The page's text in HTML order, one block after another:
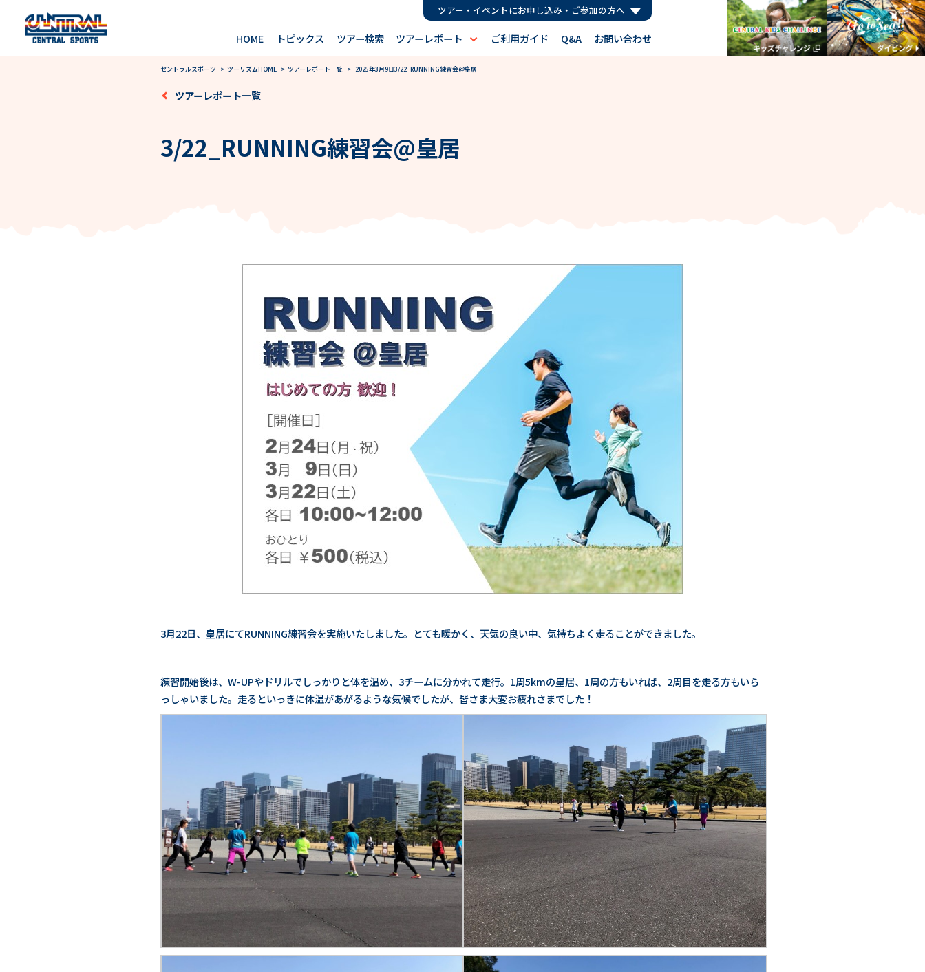
ツアー・イベントにお申し込み・ご参加の方へ
HOME トピックス ツアー検索 ツアーレポート ご利用ガイド Q&A お問い合わせ
セントラルスポーツ > ツーリズムHOME> ツアーレポート一覧> 2025年3月9日3/22_RUNNING練習会@皇居
ツアーレポート一覧
3/22_RUNNING練習会@皇居
3月22日、皇居にてRUNNING練習会を実施いたしました。とても暖かく、天気の良い中、気持ちよく走ることができました。
練習開始後は、W-UPやドリルでしっかりと体を温め、3チームに分かれて走行。1周5kmの皇居、1周の方もいれば、2周目を走る方もいら
っしゃいました。走るといっきに体温があがるような気候でしたが、皆さま大変お疲れさまでした！